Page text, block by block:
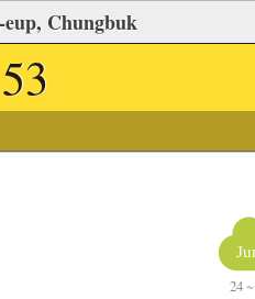
Chungbuk
53
24 ~